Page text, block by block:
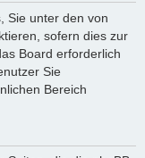
Sie unter den von
sofern dies zur
Board erforderlich
Sie
Bereich